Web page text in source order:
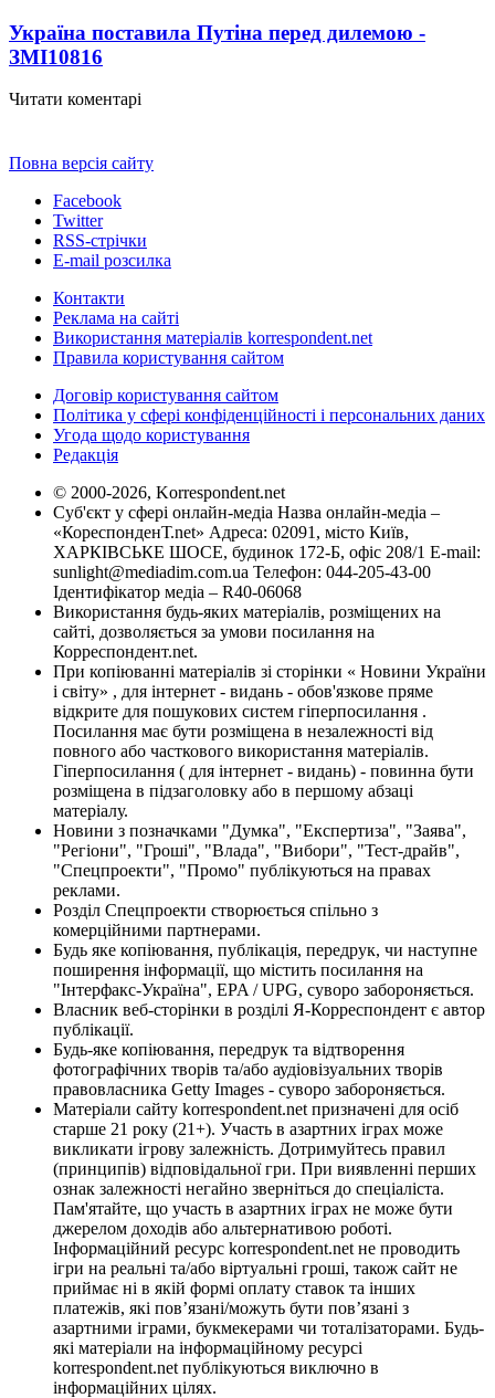
Україна поставила Путіна перед дилемою -
ЗМІ10816
Читати коментарі
Повна версія сайту
Facebook
Twitter
RSS-стрічки
E-mail розсилка
Контакти
Реклама на сайті
Використання матеріалів korrespondent.net
Правила користування сайтом
Договір користування сайтом
Політика у сфері конфіденційності і персональних даних
Угода щодо користування
Редакція
© 2000-2026, Korrespondent.net
Суб'єкт у сфері онлайн-медіа Назва онлайн-медіа –
«КореспонденТ.net» Адреса: 02091, місто Київ,
ХАРКІВСЬКЕ ШОСЕ, будинок 172-Б, офіс 208/1 E-mail:
sunlight@mediadim.com.ua Телефон: 044-205-43-00
Ідентифікатор медіа – R40-06068
Використання будь-яких матеріалів, розміщених на
сайті, дозволяється за умови посилання на
Корреспондент.net.
При копіюванні матеріалів зі сторінки « Новини України
і світу» , для інтернет - видань - обов'язкове пряме
відкрите для пошукових систем гіперпосилання .
Посилання має бути розміщена в незалежності від
повного або часткового використання матеріалів.
Гіперпосилання ( для інтернет - видань) - повинна бути
розміщена в підзаголовку або в першому абзаці
матеріалу.
Новини з позначками "Думка", "Експертиза", "Заява",
"Регіони", "Гроші", "Влада", "Вибори", "Тест-драйв",
"Спецпроекти", "Промо" публікуються на правах
реклами.
Розділ Спецпроекти створюється спільно з
комерційними партнерами.
Будь яке копіювання, публікація, передрук, чи наступне
поширення інформації, що містить посилання на
"Інтерфакс-Україна", EPA / UPG, суворо забороняється.
Власник веб-сторінки в розділі Я-Корреспондент є автор
публікації.
Будь-яке копіювання, передрук та відтворення
фотографічних творів та/або аудіовізуальних творів
правовласника Getty Images - суворо забороняється.
Матеріали сайту korrespondent.net призначені для осіб
старше 21 року (21+). Участь в азартних іграх може
викликати ігрову залежність. Дотримуйтесь правил
(принципів) відповідальної гри. При виявленні перших
ознак залежності негайно зверніться до спеціаліста.
Пам'ятайте, що участь в азартних іграх не може бути
джерелом доходів або альтернативою роботі.
Інформаційний ресурс korrespondent.net не проводить
ігри на реальні та/або віртуальні гроші, також сайт не
приймає ні в якій формі оплату ставок та інших
платежів, які пов’язані/можуть бути пов’язані з
азартними іграми, букмекерами чи тоталізаторами. Будь-
які матеріали на інформаційному ресурсі
korrespondent.net публікуються виключно в
інформаційних цілях.